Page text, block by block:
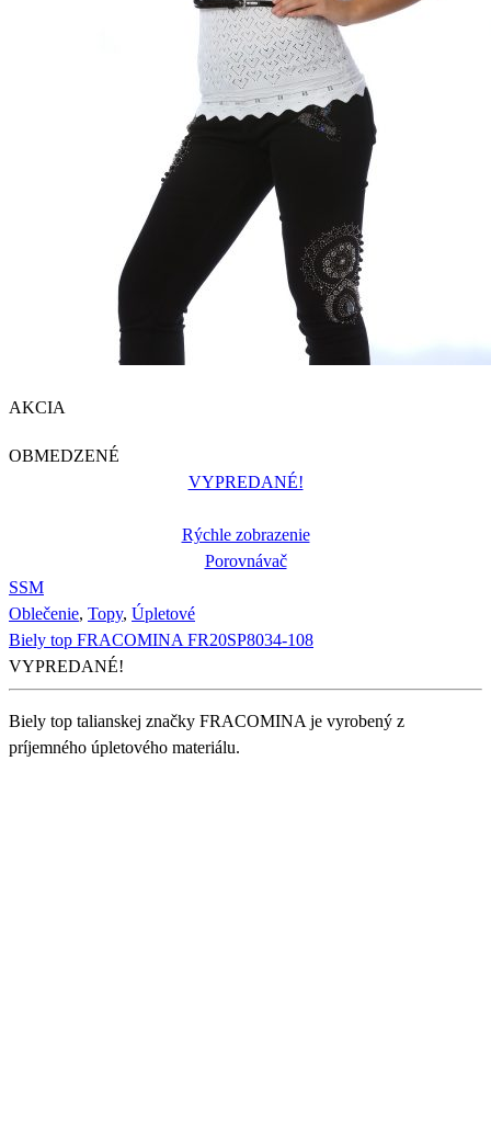
AKCIA
OBMEDZENÉ
VYPREDANÉ!
Rýchle zobrazenie
Porovnávač
SSM
Oblečenie, Topy, Úpletové
Biely top FRACOMINA FR20SP8034-108
VYPREDANÉ!
Biely top talianskej značky FRACOMINA je vyrobený z
príjemného úpletového materiálu.